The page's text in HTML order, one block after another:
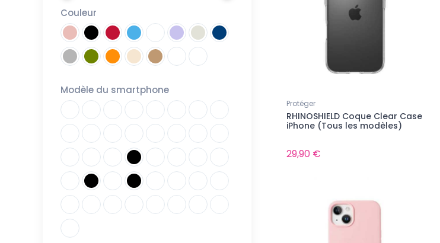
Couleur
Modèle du smartphone
Protéger
RHINOSHIELD Coque Clear Case
iPhone (Tous les modèles)
29,90 €